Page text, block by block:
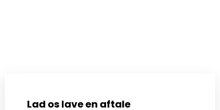
Lad os lave en aftale